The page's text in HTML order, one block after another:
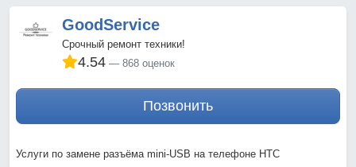
GoodService
Срочный ремонт техники!
4.54 868 оценок
Позвонить
Услуги по замене разъёма mini-USB на телефоне HTC